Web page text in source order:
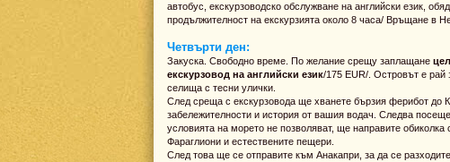
автобус, екскурзоводско обслужване на английски език,
продължителност на екскурзията около 8 часа/ Връщане в
Четвърти ден:
Закуска. Свободно време. По желание срещу заплащане
екскурзовод на английски език/175 EUR/. Островът е рай
селища с тесни улички.
След среща с екскурзовода ще хванете бързия ферибот до
забележителности и история от вашия водач. Следва
условията на морето не позволяват, ще направите
Фараглиони и естествените пещери.
След това ще се отправите към Анакапри, за да се